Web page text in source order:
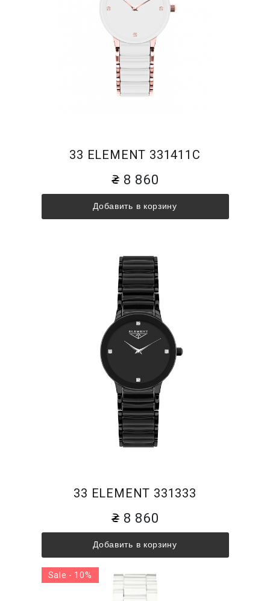
33 ELEMENT 331411C
8 860
Добавить в корзину
33 ELEMENT 331333
8 860
Добавить в корзину
Sale - 10%